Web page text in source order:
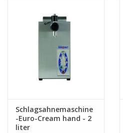
Schlagsahnemaschine
-Euro-Cream hand - 2
liter